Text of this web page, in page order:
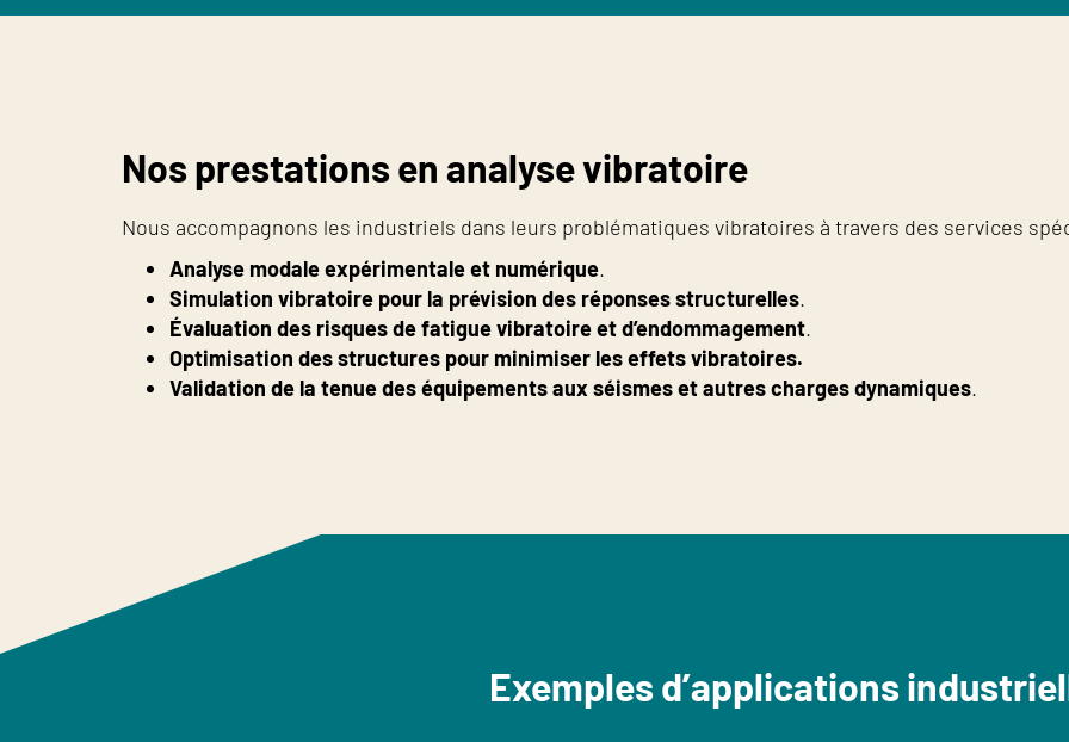
Nos prestations en analyse vibratoire
Nous accompagnons les industriels dans leurs problématiques vibratoires à travers des services
Analyse modale expérimentale et numérique.
Simulation vibratoire pour la prévision des réponses structurelles.
Évaluation des risques de fatigue vibratoire et d’endommagement.
Optimisation des structures pour minimiser les effets vibratoires.
Validation de la tenue des équipements aux séismes et autres charges dynamiques.
Exemples d’applications